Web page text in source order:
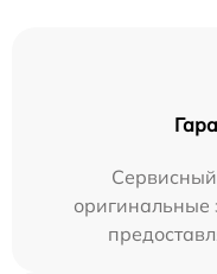
оригинальные